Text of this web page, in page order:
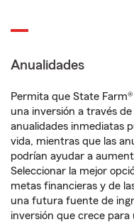
Anualidades
Permita que State
una inversión a través
anualidades inmediatas
vida, mientras que las
podrían ayudar a
Seleccionar la mejor
metas financieras y de
una futura fuente de
inversión que crece